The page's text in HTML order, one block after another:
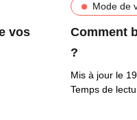
vos
Mode de
Comment
?
Mis à jour le
Temps de